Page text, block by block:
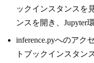
ックインスタンスを
ンスを開き、Jupyter
inference.pyへのアク
トブックインスタン